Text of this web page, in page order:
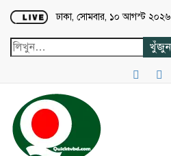
Loading...
ঢাকা, সোমবার, ১০ আগস্ট ২০২৬